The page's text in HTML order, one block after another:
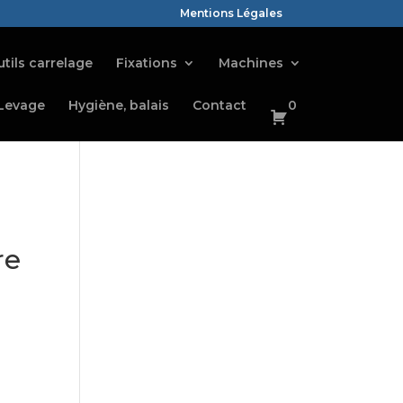
Mentions Légales
carrelage Fixations Machines
Hygiène, balais Contact 0